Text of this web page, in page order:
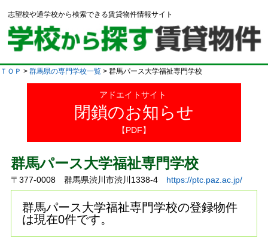
志望校や通学校から検索できる賃貸物件情報サイト
ＴＯＰ > 群馬県の専門学校一覧 > 群馬パース大学福祉専門学校
アドエイトサイト
閉鎖のお知らせ
【PDF】
群馬パース大学福祉専門学校
〒377-0008 群馬県渋川市渋川1338-4 https://ptc.paz.ac.jp/
群馬パース大学福祉専門学校の登録物件
は現在0件です。